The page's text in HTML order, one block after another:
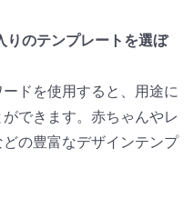
りのテンプレートを選ぼ
ドを使用すると、用途に
できます。赤ちゃんやレ
の豊富なデザインテンプ